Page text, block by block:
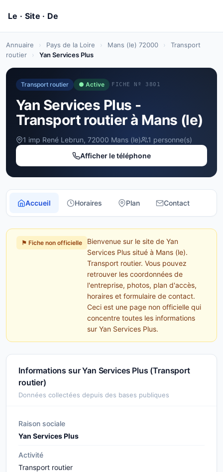
Annuaire › Pays de la Loire › Mans (le) 72000 ›
Transport
routier
› Yan Services Plus
Transport routier ● Active FICHE Nº 3801
Yan Services Plus -
Transport routier à Mans (le)
1 imp René Lebrun, 72000 Mans (le)
1 personne(s)
Afficher le téléphone
Accueil Horaires Plan Contact
⚑ Fiche non officielle
Bienvenue sur le site de Yan
Services Plus situé à Mans (le).
Transport routier. Vous pouvez
retrouver les coordonnées de
l'entreprise, photos, plan d'accès,
horaires et formulaire de contact.
Ceci est une page non officielle qui
concentre toutes les informations
sur Yan Services Plus.
Informations sur Yan Services Plus (Transport
routier)
Données collectées depuis des bases publiques
Raison sociale
Yan Services Plus
Activité
Transport routier